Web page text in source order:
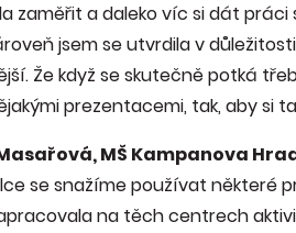
zaměřit a daleko víc si dát
jsem se utvrdila v
Že když se skutečně potká
prezentacemi, tak, aby si
MŠ Kampanova
se snažíme používat některé
na těch centrech